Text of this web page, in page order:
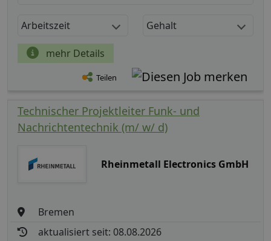
Arbeitszeit Gehalt
mehr Details
Teilen
Technischer Projektleiter Funk- und
Nachrichtentechnik (m/ w/ d)
Rheinmetall Electronics GmbH
Bremen
aktualisiert seit: 08.08.2026